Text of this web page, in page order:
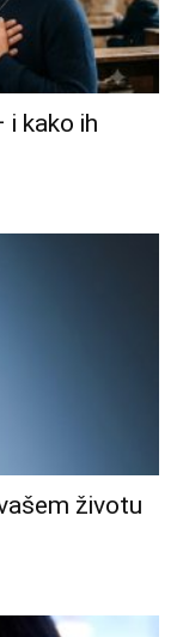
i kako ih
životu